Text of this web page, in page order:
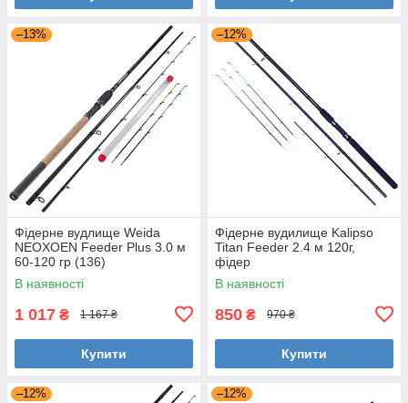
–13%
Фідерне вудлище Weida
NEOXOEN Feeder Plus 3.0 м
60-120 гр (136)
В наявності
1 017 ₴ 1 167 ₴
Купити
–12%
Фідерне вудилище Kalipso
Titan Feeder 2.4 м 120г,
фідер
В наявності
850 ₴ 970 ₴
Купити
–12% –12%